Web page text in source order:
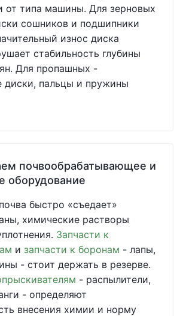
от типа машины. Для зерновых
сошников и подшипники
износ диска
стабильность глубины
Для пропашных -
пальцы и пружины
почвообрабатывающее и
оборудование
быстро «съедает»
химические растворы
Запчасти к
и запчасти к боронам - лапы,
- стоит держать в резерве.
- распылители,
- определяют
внесения химии и норму